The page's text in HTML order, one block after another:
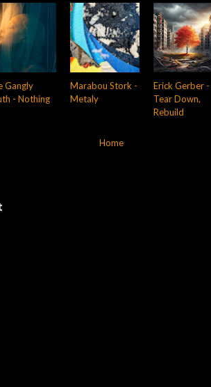
Gangly
- Nothing
Marabou Stork -
Metaly
Erick Gerber -
Tear Down,
Rebuild
Home